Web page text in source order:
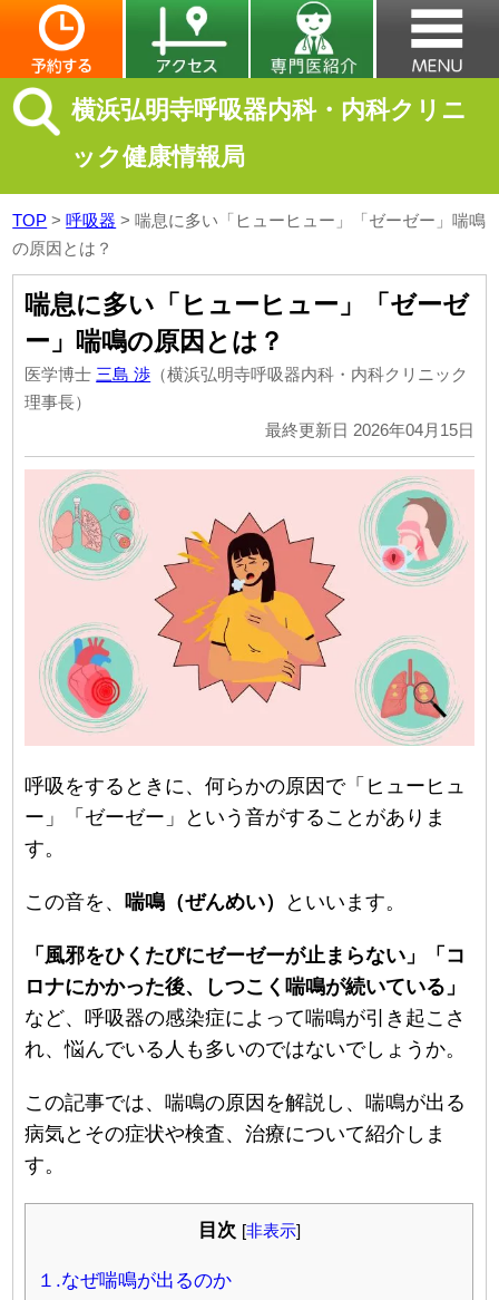
横浜弘明寺呼吸器内科・内科クリニ
ック健康情報局
TOP >呼吸器 >喘息に多い「ヒューヒュー」「ゼーゼー」喘鳴
の原因とは？
喘息に多い「ヒューヒュー」「ゼーゼ
ー」喘鳴の原因とは？
医学博士 三島 渉 （横浜弘明寺呼吸器内科・内科クリニック
理事長）
最終更新日 2026年04月15日
呼吸をするときに、何らかの原因で「ヒューヒュ
ー」「ゼーゼー」という音がすることがありま
す。
この音を、喘鳴（ぜんめい） といいます。
「風邪をひくたびにゼーゼーが止まらない」「コ
ロナにかかった後、しつこく喘鳴が続いている」
など、呼吸器の感染症によって喘鳴が引き起こさ
れ、悩んでいる人も多いのではないでしょうか。
この記事では、喘鳴の原因を解説し、喘鳴が出る
病気とその症状や検査、治療について紹介しま
す。
目次 [非表示]
１.なぜ喘鳴が出るのか